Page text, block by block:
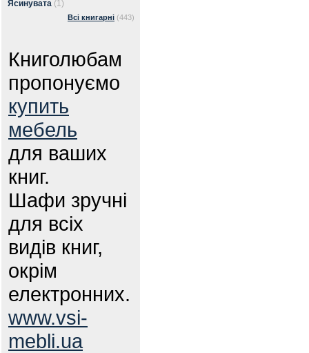
Ясинувата (1)
Всі книгарні (443)
Книголюбам
пропонуємо
купить
мебель
для ваших
книг.
Шафи зручні
для всіх
видів книг,
окрім
електронних.
www.vsi-
mebli.ua